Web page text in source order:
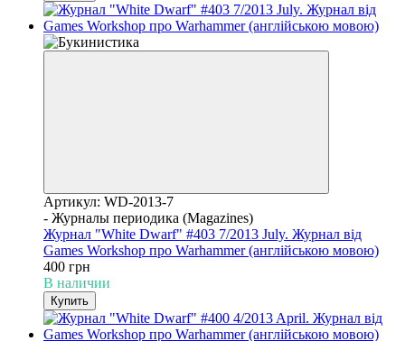
Артикул: WD-2013-7
- Журналы периодика (Magazines)
Журнал "White Dwarf" #403 7/2013 July. Журнал від
Games Workshop про Warhammer (англійською мовою)
400 грн
В наличии
Купить